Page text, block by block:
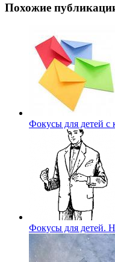
Похожие
Фокусы для детей с
Фокусы для детей.